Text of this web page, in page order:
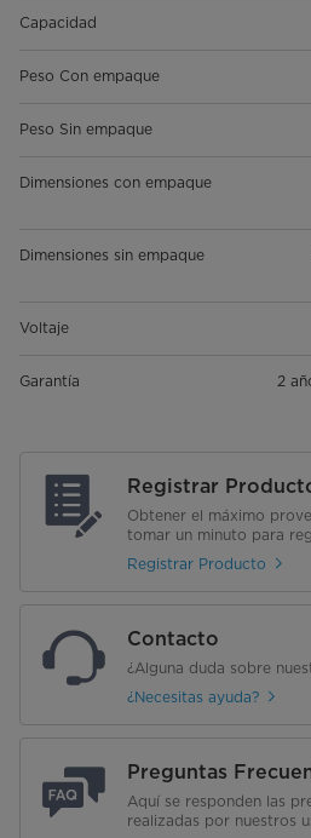
Capacidad
Peso Con empaque
Peso Sin empaque
Dimensiones con empaque
Dimensiones sin empaque
Voltaje
Garantía
2
Registrar
Obtener el máximo
tomar un minuto para
Registrar Producto
Contacto
¿Alguna duda sobre
¿Necesitas ayuda?
Preguntas
Aquí se responden las
realizadas por nuestros